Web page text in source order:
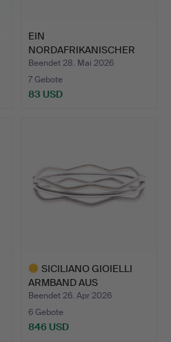
EIN
NORDAFRIKANISCHER
ARMREIF IM BEDUINENS…
Beendet 28. Mai 2026
7 Gebote
83 USD
SICILIANO GIOIELLI
ARMBAND AUS
WEISSMETALL…
Beendet 26. Apr 2026
6 Gebote
846 USD